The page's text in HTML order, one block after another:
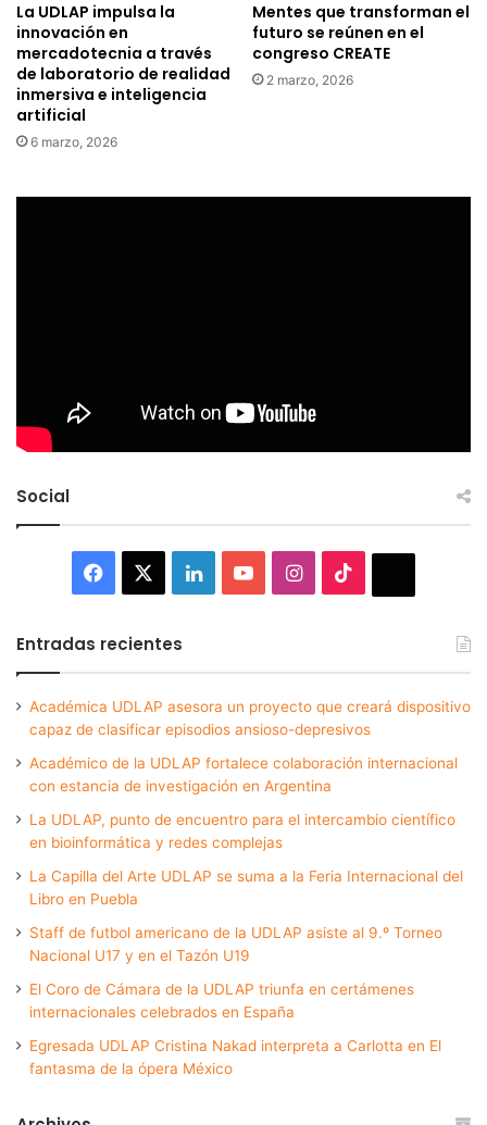
La UDLAP impulsa la
innovación en
mercadotecnia a través
de laboratorio de realidad
inmersiva e inteligencia
artificial
6 marzo, 2026
Mentes que transforman el
futuro se reúnen en el
congreso CREATE
2 marzo, 2026
Social
Facebook LinkedInYouTubeInstagram
Entradas recientes
Académica UDLAP asesora un proyecto que creará dispositivo
capaz de clasificar episodios ansioso-depresivos
Académico de la UDLAP fortalece colaboración internacional
con estancia de investigación en Argentina
La UDLAP, punto de encuentro para el intercambio científico
en bioinformática y redes complejas
La Capilla del Arte UDLAP se suma a la Feria Internacional del
Libro en Puebla
Staff de futbol americano de la UDLAP asiste al 9.º Torneo
Nacional U17 y en el Tazón U19
El Coro de Cámara de la UDLAP triunfa en certámenes
internacionales celebrados en España
Egresada UDLAP Cristina Nakad interpreta a Carlotta en El
fantasma de la ópera México